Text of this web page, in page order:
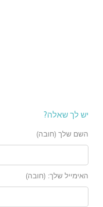
יש לך שאלה?
השם שלך (חובה)
האימייל שלך: (חובה)